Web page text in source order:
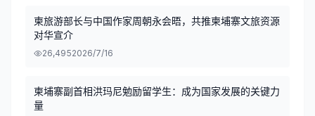
柬旅游部长与中国作家周朝永会晤，共推柬埔寨文旅资源
对华宣介
26,4952026/7/16
柬埔寨副首相洪玛尼勉励留学生：成为国家发展的关键力
量